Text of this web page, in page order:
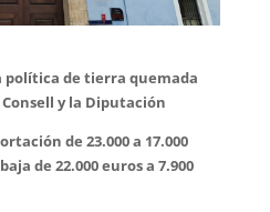
política de tierra quemada
y la Diputación
de 23.000 a 17.000
de 22.000 euros a 7.900